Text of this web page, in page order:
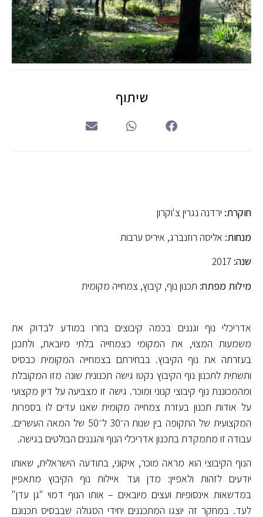
שיתוף
חוקרת: ירדנה נגרין צ'וקרון
מנחות: אליסה רוזנברג, איריס ערבות
שנה: 2017
מילות מפתח: תכנון נוף, קיבוץ, צמחייה מקומית
אדריכלי נוף וגננים בכמה קיבוצים בחרו במודע לבדוק את
משמעות המצוי, את המקומי כצמחייה בלתי מיובאת, ולתכנן
בעזרתה את נוף הקיבוץ. בבחירתם בצמחייה המקומית כבסיס
ותשתית לתכנון נוף הקיבוץ נקטו גישה תכנונית שונה מזו המקובלת
ומהמכוננת נוף קיבוצי קנוני ומוכר. גישה זו מצביעה על דיון מקצועי
על אודות תכנון בעזרת צמחייה מקומית שאנו עדים לו בספרות
המקצועית של התקופה בין שנות ה־30 ל־50 של המאה העשרים.
עבודה זו מתמקדת בתכנון אדריכלי הנוף והגננים הבולטים בגישה.
הנוף הקיבוצי הוא מראה מוכר, איקוני, בתודעה הישראלית, שאותו
יודעים לזהות ולאפיין: מדן ועד איילות נוף הקיבוץ מתאפיין
במדשאות אינסופיות ועצים מיובאים – אותו הנוף דמוי "גן עדן"
לעד. במחקר זה יוצגו המתכננים יחידי הסגולה שבבסיס תכנונם